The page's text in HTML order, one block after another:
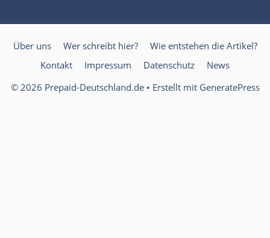
Über uns Wer schreibt hier?
Wie entstehen die Artikel?
Kontakt
Impressum Datenschutz
News
© 2026 Prepaid-Deutschland.de• Erstellt mit GeneratePress